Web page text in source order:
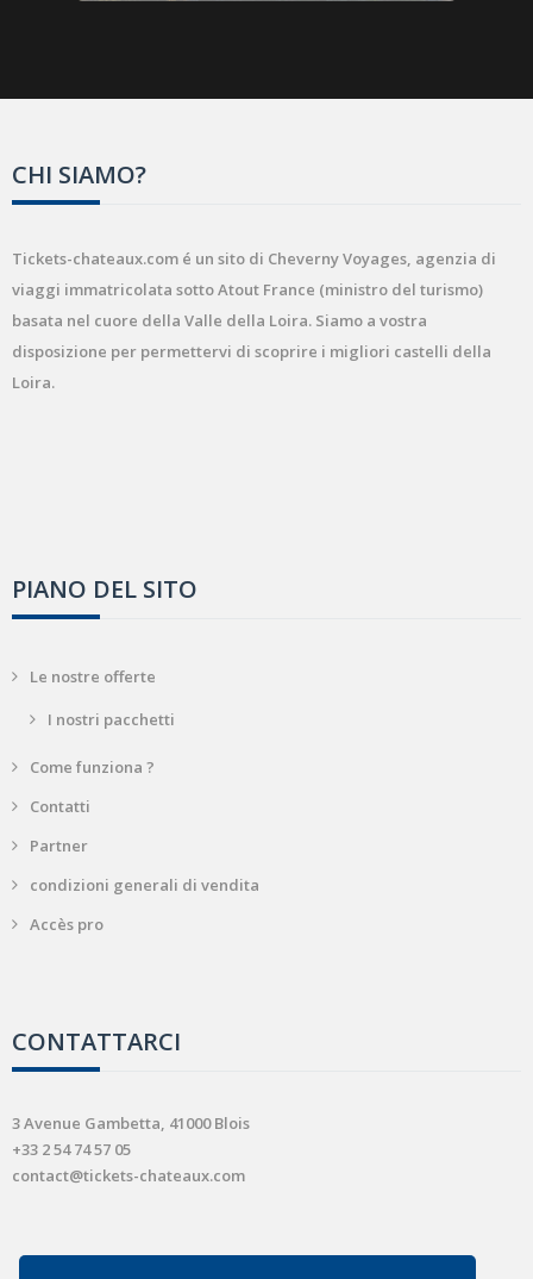
CHI SIAMO?
Tickets-chateaux.com é un sito di Cheverny Voyages, agenzia di
viaggi immatricolata sotto Atout France (ministro del turismo)
basata nel cuore della Valle della Loira. Siamo a vostra
disposizione per permettervi di scoprire i migliori castelli della
Loira.
PIANO DEL SITO
Le nostre offerte
I nostri pacchetti
Come funziona ?
Contatti
Partner
condizioni generali di vendita
Accès pro
CONTATTARCI
3 Avenue Gambetta, 41000 Blois
+33 2 54 74 57 05
contact@tickets-chateaux.com